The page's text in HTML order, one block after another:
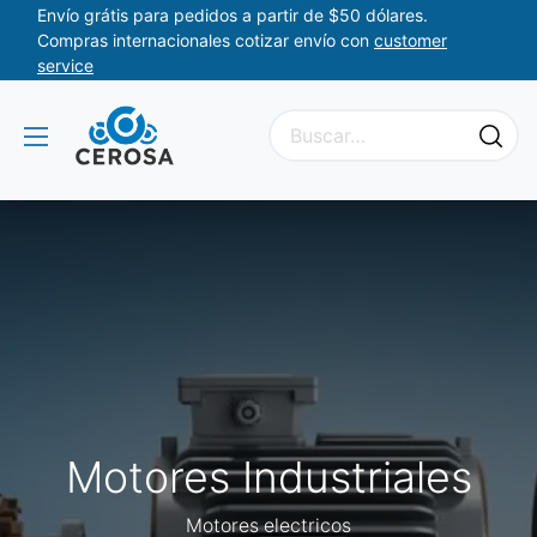
Envío grátis para pedidos a partir de $50 dólares.
Compras internacionales cotizar envío con customer
service
Motores Industriales
Motores electricos